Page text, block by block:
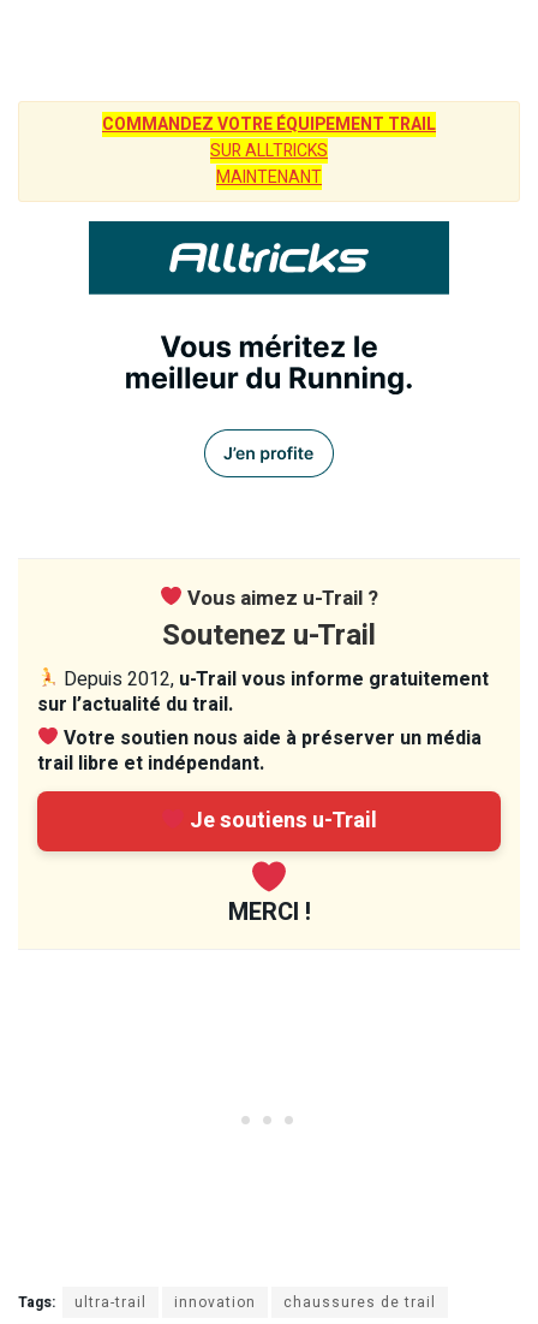
COMMANDEZ VOTRE ÉQUIPEMENT TRAIL
SUR ALLTRICKS
MAINTENANT
Vous aimez u-Trail ?
Soutenez u-Trail
Depuis 2012, u-Trail vous informe gratuitement
sur l’actualité du trail.
Votre soutien nous aide à préserver un média
trail libre et indépendant.
Je soutiens u-Trail
MERCI !
Tags: ultra-trail innovation
chaussures de trail